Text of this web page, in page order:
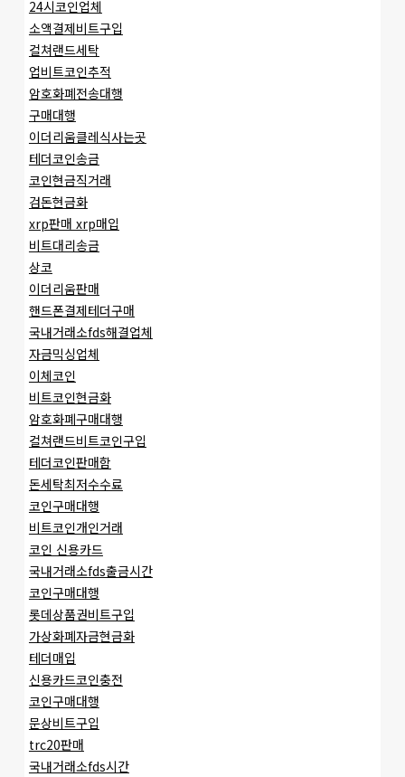
24시코인업체
소액결제비트구입
컬쳐랜드세탁
업비트코인추적
암호화폐전송대행
구매대행
이더리움클레식사는곳
테더코인송금
코인현금직거래
검돈현금화
xrp판매 xrp매입
비트대리송금
상코
이더리움판매
핸드폰결제테더구매
국내거래소fds해결업체
자금믹싱업체
이체코인
비트코인현금화
암호화폐구매대행
컬쳐랜드비트코인구입
테더코인판매함
돈세탁최저수수료
코인구매대행
비트코인개인거래
코인 신용카드
국내거래소fds출금시간
코인구매대행
롯데상품권비트구입
가상화폐자금현금화
테더매입
신용카드코인충전
코인구매대행
문상비트구입
trc20판매
국내거래소fds시간